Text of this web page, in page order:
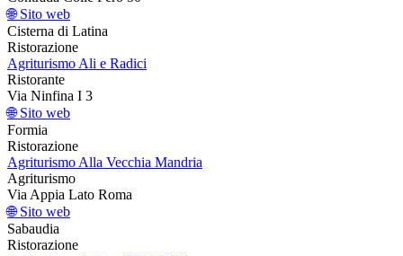
🌐 Sito web
Cisterna di Latina
Ristorazione
Agriturismo Ali e Radici
Ristorante
Via Ninfina I 3
🌐 Sito web
Formia
Ristorazione
Agriturismo Alla Vecchia Mandria
Agriturismo
Via Appia Lato Roma
🌐 Sito web
Sabaudia
Ristorazione